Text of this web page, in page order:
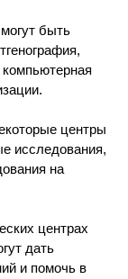
быть
центры
исследования,
на
центрах
дать
и помочь в